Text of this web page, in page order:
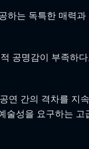
하는 독특한 매력
공명감이 부족하
연 간의 격차를
성을 요구하는